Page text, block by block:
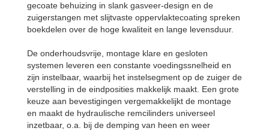
gecoate behuizing in slank gasveer-design en de
zuigerstangen met slijtvaste oppervlaktecoating spreken
boekdelen over de hoge kwaliteit en lange levensduur.
De onderhoudsvrije, montage klare en gesloten
systemen leveren een constante voedingssnelheid en
zijn instelbaar, waarbij het instelsegment op de zuiger de
verstelling in de eindposities makkelijk maakt. Een grote
keuze aan bevestigingen vergemakkelijkt de montage
en maakt de hydraulische remcilinders universeel
inzetbaar, o.a. bij de demping van heen en weer